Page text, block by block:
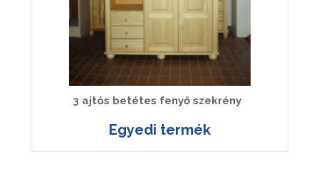
3 ajtós betétes fenyő szekrény
Egyedi termék